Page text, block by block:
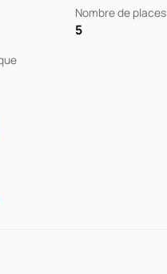
Nombre de places
5